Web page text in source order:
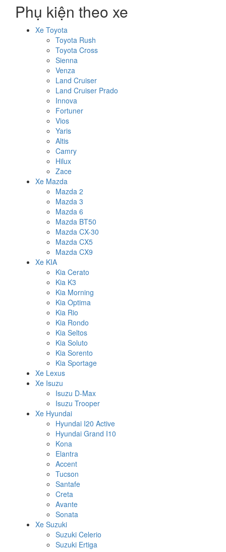
Phụ kiện theo xe
Xe Toyota
Toyota Rush
Toyota Cross
Sienna
Venza
Land Cruiser
Land Cruiser Prado
Innova
Fortuner
Vios
Yaris
Altis
Camry
Hilux
Zace
Xe Mazda
Mazda 2
Mazda 3
Mazda 6
Mazda BT50
Mazda CX-30
Mazda CX5
Mazda CX9
Xe KIA
Kia Cerato
Kia K3
Kia Morning
Kia Optima
Kia Rio
Kia Rondo
Kia Seltos
Kia Soluto
Kia Sorento
Kia Sportage
Xe Lexus
Xe Isuzu
Isuzu D-Max
Isuzu Trooper
Xe Hyundai
Hyundai I20 Active
Hyundai Grand I10
Kona
Elantra
Accent
Tucson
Santafe
Creta
Avante
Sonata
Xe Suzuki
Suzuki Celerio
Suzuki Ertiga